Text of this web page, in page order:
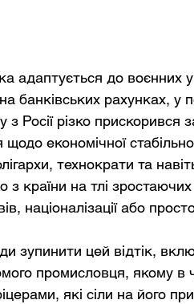
адаптується до воєнних
банківських рахунках, у
з Росії різко прискорився
економічної
технократи та
з країни на тлі
націоналізації або
зупинити цей відтік,
промисловця, якому в
які сіли на його